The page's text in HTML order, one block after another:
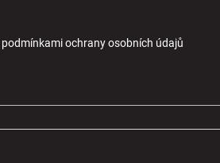
podmínkami ochrany osobních údajů